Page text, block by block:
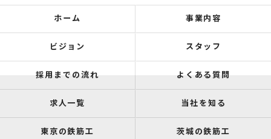
ホーム 事業内容
ビジョン スタッフ
採用までの流れ よくある質問
求人一覧 当社を知る
東京の鉄筋工 茨城の鉄筋工